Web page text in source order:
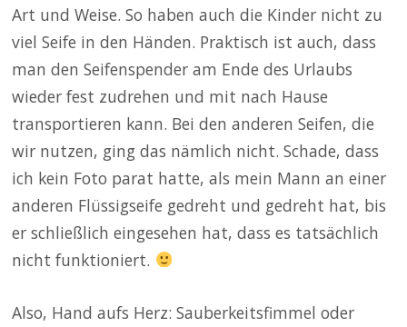
Art und Weise. So haben auch die Kinder nicht zu
viel Seife in den Händen. Praktisch ist auch, dass
man den Seifenspender am Ende des Urlaubs
wieder fest zudrehen und mit nach Hause
transportieren kann. Bei den anderen Seifen, die
wir nutzen, ging das nämlich nicht. Schade, dass
ich kein Foto parat hatte, als mein Mann an einer
anderen Flüssigseife gedreht und gedreht hat, bis
er schließlich eingesehen hat, dass es tatsächlich
nicht funktioniert.
Also, Hand aufs Herz: Sauberkeitsfimmel oder